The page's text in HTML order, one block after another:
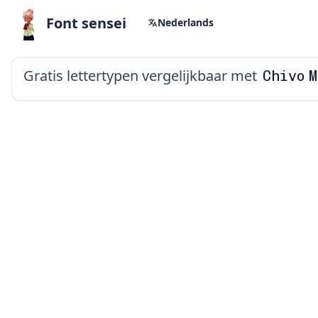
Font sensei Nederlands
Gratis lettertypen vergelijkbaar met Chivo